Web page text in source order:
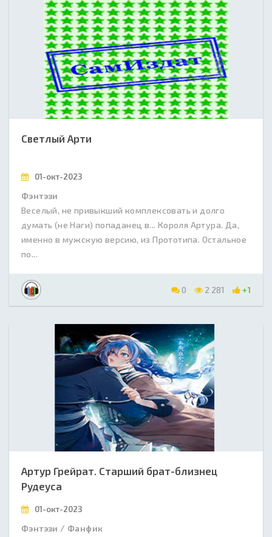
Светлый Арти
01-окт-2023
Фэнтэзи
Веселый, не привыкший комплексовать и долго
думать (не Наги) попаданец в... Короля Артура. Да,
именно в мужскую версию, из Прототипа. Остальное
по...
0 2 281 +1
Артур Грейрат. Старший брат-близнец
Рудеуса
01-окт-2023
Фэнтэзи / Фанфик